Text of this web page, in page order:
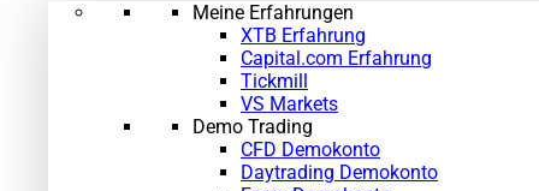
Meine Erfahrungen
XTB Erfahrung
Capital.com Erfahrung
Tickmill
VS Markets
Demo Trading
CFD Demokonto
Daytrading Demokonto